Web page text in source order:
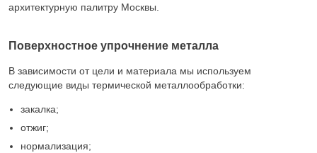
архитектурную палитру Москвы.
Поверхностное упрочнение металла
В зависимости от цели и материала мы используем
следующие виды термической металлообработки:
закалка;
отжиг;
нормализация;